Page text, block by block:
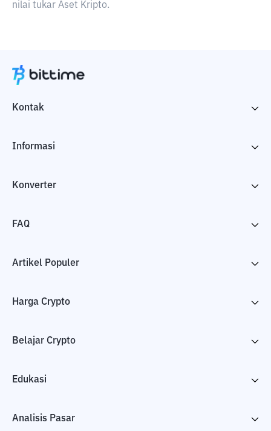
nilai tukar Aset Kripto.
Kontak
Informasi
Konverter
FAQ
Artikel Populer
Harga Crypto
Belajar Crypto
Edukasi
Analisis Pasar